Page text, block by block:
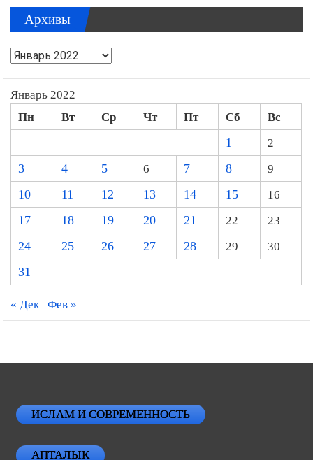
Архивы
Архивы
Январь 2022
Пн Вт Ср Чт Пт Сб
Вс
1
2
3
4 5 6 7 8
9
10
11 12 13 14 15
16
17
18 19 20 21 22
23
24
25 26 27 28 29
30
31
« Дек Фев »
ИСЛАМ И СОВРЕМЕННОСТЬ
АПТАЛЫК